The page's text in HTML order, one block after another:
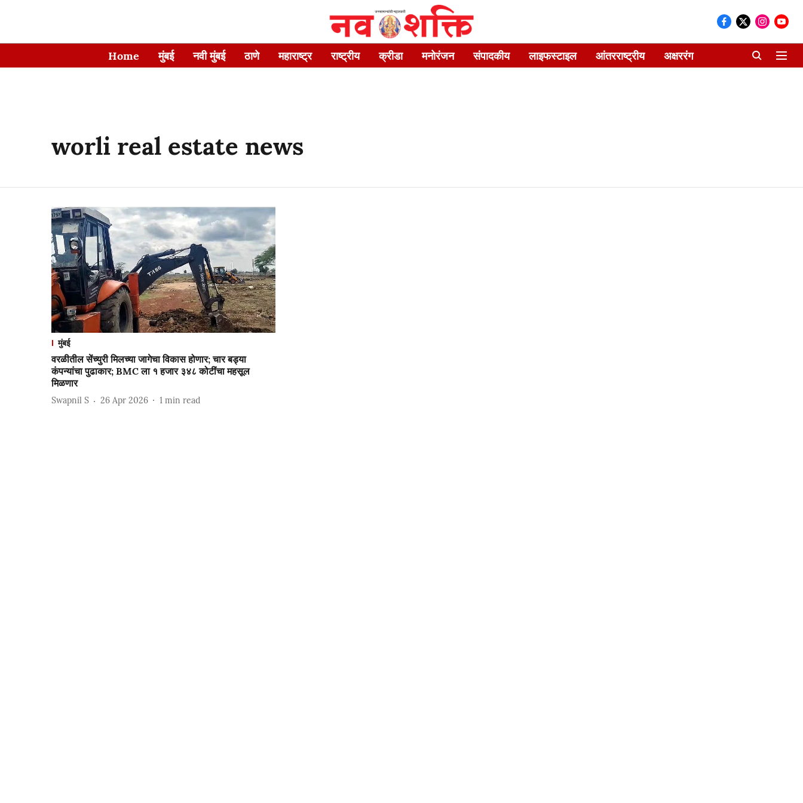
Home मुंबई नवी मुंबई ठाणे महाराष्ट्र राष्ट्रीय क्रीडा मनोरंजन संपादकीय लाइफस्टाइल आंतरराष्ट्रीय अक्षररंग
worli real estate news
मुंबई
वरळीतील सेंच्युरी मिलच्या जागेचा विकास होणार; चार बड्या
कंपन्यांचा पुढाकार; BMC ला १ हजार ३४८ कोटींचा महसूल
मिळणार
Swapnil S 26 Apr 2026 1 min read